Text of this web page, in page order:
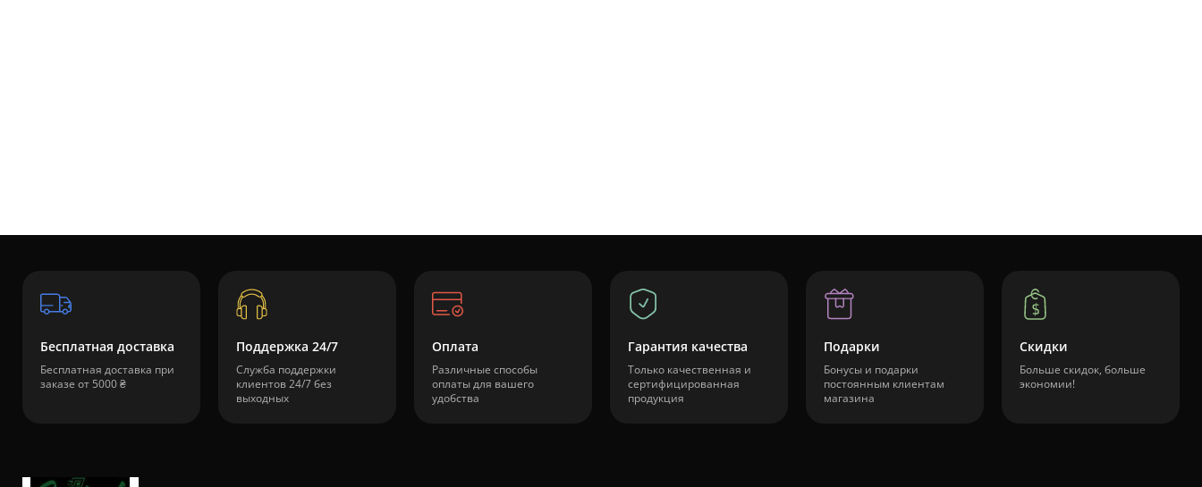
Бесплатная доставка
Бесплатная доставка при
заказе от 5000 ₴
Поддержка 24/7
Служба поддержки
клиентов 24/7 без
выходных
Оплата
Различные способы
оплаты для вашего
удобства
Гарантия качества
Только качественная и
сертифицированная
продукция
Подарки
Бонусы и подарки
постоянным клиентам
магазина
Скидки
Больше скидок, больше
экономии!